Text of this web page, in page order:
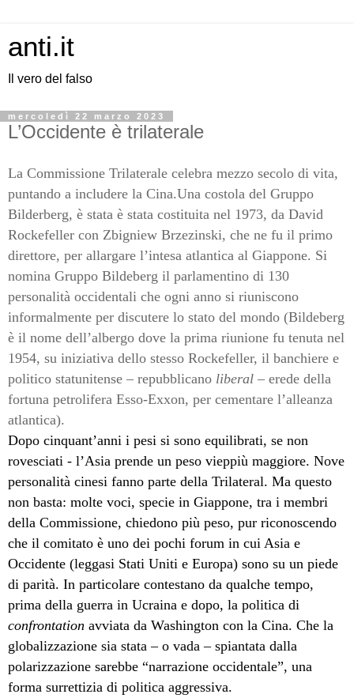
anti.it
Il vero del falso
mercoledì 22 marzo 2023
L’Occidente è trilaterale
La Commissione Trilaterale celebra mezzo secolo di vita,
puntando a includere la Cina.Una costola del Gruppo
Bilderberg, è stata è stata costituita nel 1973, da David
Rockefeller con Zbigniew Brzezinski, che ne fu il primo
direttore, per allargare l’intesa atlantica al Giappone. Si
nomina Gruppo Bildeberg il parlamentino di 130
personalità occidentali che ogni anno si riuniscono
informalmente per discutere lo stato del mondo (Bildeberg
è il nome dell’albergo dove la prima riunione fu tenuta nel
1954, su iniziativa dello stesso Rockefeller, il banchiere e
politico statunitense – repubblicano liberal – erede della
fortuna petrolifera Esso-Exxon, per cementare l’alleanza
atlantica).
Dopo cinquant’anni i pesi si sono equilibrati, se non
rovesciati - l’Asia prende un peso vieppiù maggiore. Nove
personalità cinesi fanno parte della Trilateral. Ma questo
non basta: molte voci, specie in Giappone, tra i membri
della Commissione, chiedono più peso, pur riconoscendo
che il comitato è uno dei pochi forum in cui Asia e
Occidente (leggasi Stati Uniti e Europa) sono su un piede
di parità. In particolare contestano da qualche tempo,
prima della guerra in Ucraina e dopo, la politica di
confrontation avviata da Washington con la Cina. Che la
globalizzazione sia stata – o vada – spiantata dalla
polarizzazione sarebbe “narrazione occidentale”, una
forma surrettizia di politica aggressiva.